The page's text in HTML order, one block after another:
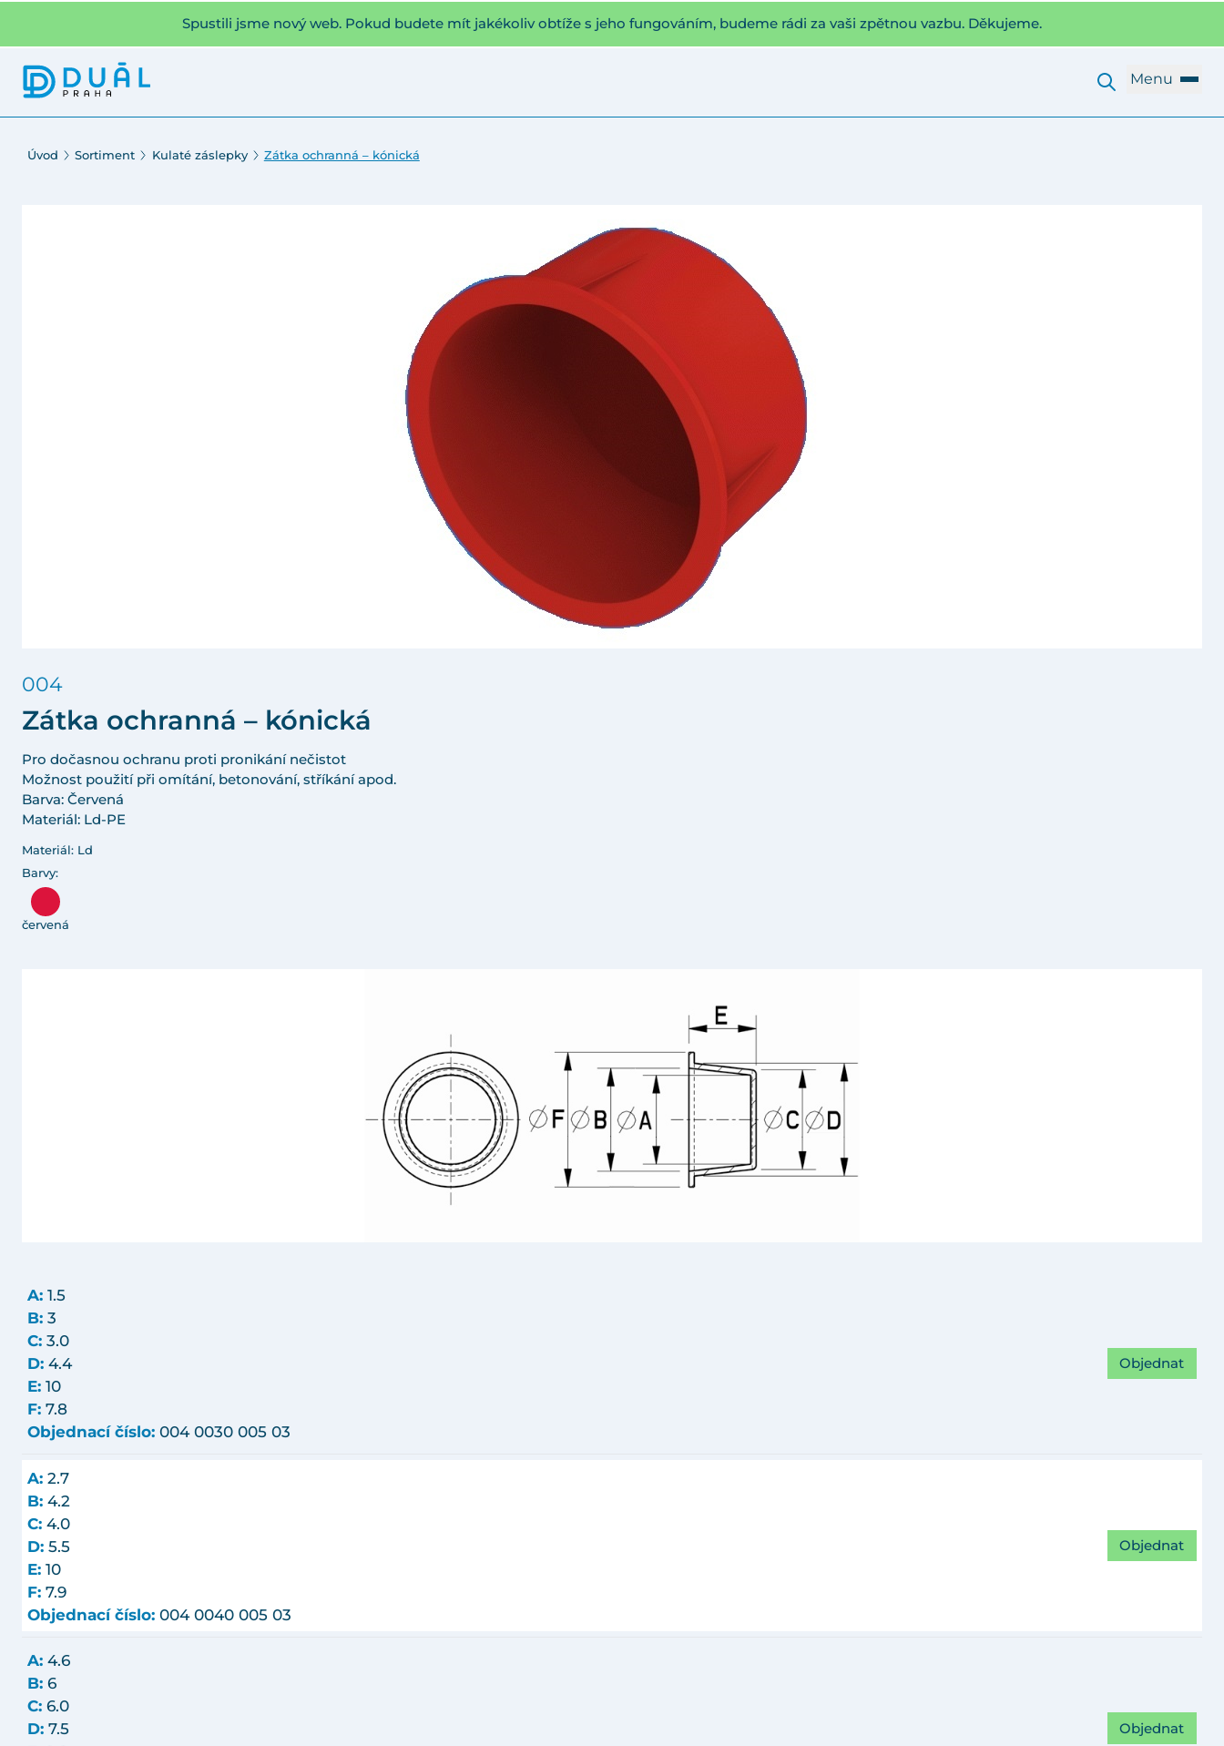
Spustili jsme nový web. Pokud budete mít jakékoliv obtíže s jeho fungováním, budeme rádi za vaši zpětnou vazbu. Děkujeme.
Menu
Úvod Sortiment Kulaté záslepky Zátka ochranná – kónická
004
Zátka ochranná – kónická
Pro dočasnou ochranu proti pronikání nečistot
Možnost použití při omítání, betonování, stříkání apod.
Barva: Červená
Materiál: Ld-PE
Materiál: Ld
Barvy:
červená
A: 1.5
B: 3
C: 3.0
D: 4.4
E: 10
F: 7.8
Objednací číslo: 004 0030 005 03
Objednat
A: 2.7
B: 4.2
C: 4.0
D: 5.5
E: 10
F: 7.9
Objednací číslo: 004 0040 005 03
Objednat
A: 4.6
B: 6
C: 6.0
D: 7.5
Objednat